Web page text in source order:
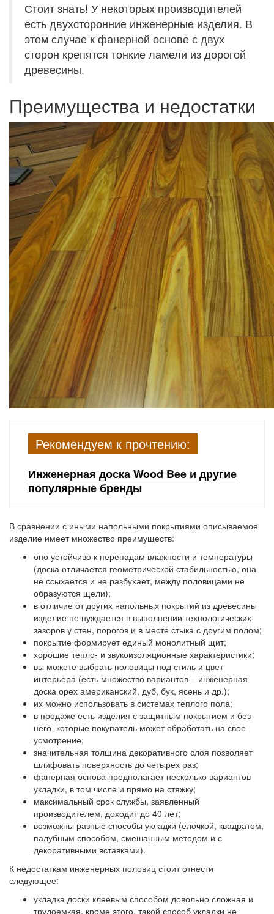
Стоит знать! У некоторых производителей
есть двухсторонние инженерные изделия. В
этом случае к фанерной основе с двух
сторон крепятся тонкие ламели из дорогой
древесины.
Преимущества и недостатки
Рекомендуем к прочтению:
Инженерная доска Wood Bee и другие
популярные бренды
В сравнении с иными напольными покрытиями описываемое
изделие имеет множество преимуществ:
оно устойчиво к перепадам влажности и температуры
(доска отличается геометрической стабильностью, она
не ссыхается и не разбухает, между половицами не
образуются щели);
в отличие от других напольных покрытий из древесины
изделие не нуждается в выполнении технологических
зазоров у стен, порогов и в месте стыка с другим полом;
покрытие формирует единый монолитный щит;
хорошие тепло- и звукоизоляционные характеристики;
вы можете выбрать половицы под стиль и цвет
интерьера (есть множество вариантов – инженерная
доска орех американский, дуб, бук, ясень и др.);
их можно использовать в системах теплого пола;
в продаже есть изделия с защитным покрытием и без
него, которые покупатель может обработать на свое
усмотрение;
значительная толщина декоративного слоя позволяет
шлифовать поверхность до четырех раз;
фанерная основа предполагает несколько вариантов
укладки, в том числе и прямо на стяжку;
максимальный срок службы, заявленный
производителем, доходит до 40 лет;
возможны разные способы укладки (елочкой, квадратом,
палубным способом, смешанным методом и с
декоративными вставками).
К недостаткам инженерных половиц стоит отнести
следующее:
укладка доски клеевым способом довольно сложная и
трудоемкая, кроме этого, такой способ укладки не